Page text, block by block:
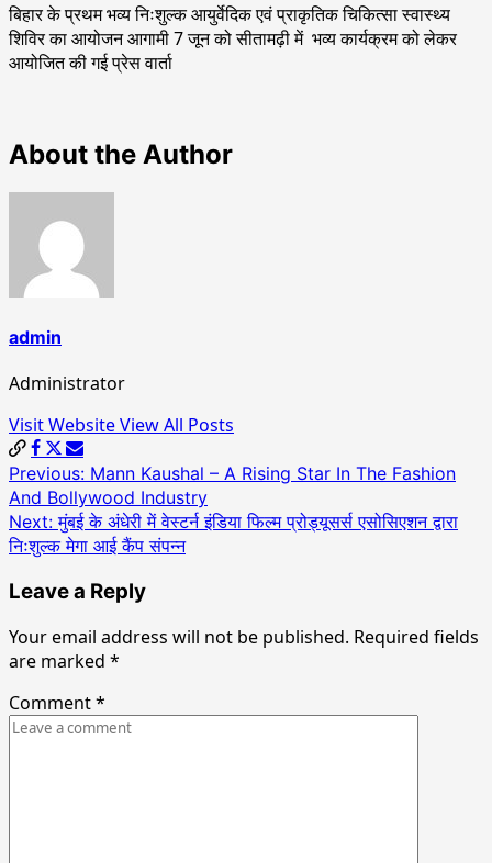
बिहार के प्रथम भव्य निःशुल्क आयुर्वेदिक एवं प्राकृतिक चिकित्सा स्वास्थ्य
शिविर का आयोजन आगामी 7 जून को सीतामढ़ी में भव्य कार्यक्रम को लेकर
आयोजित की गई प्रेस वार्ता
About the Author
admin
Administrator
Visit WebsiteView All Posts
Post
navigation
Previous: Mann Kaushal – A Rising Star In The Fashion
And Bollywood Industry
Next:मुंबई के अंधेरी में वेस्टर्न इंडिया फिल्म प्रोड्यूसर्स एसोसिएशन द्वारा
निःशुल्क मेगा आई कैंप संपन्न
Leave a Reply
Your email address will not be published. Required fields
are marked *
Comment*